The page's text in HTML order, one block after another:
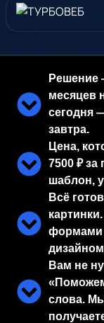
Решение
месяцев
сегодня
завтра.
Цена,
7500 ₽
шаблон,
Всё
формами
Вам не
слова.